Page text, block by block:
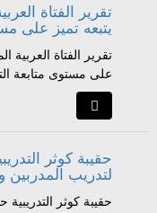
تقرير الفتاة
يتبعه تميز على
تقرير الفتاة العربية
على مستوى متابعة
حقيبة كوثر
لتدريب المدربين
حقيبة كوثر